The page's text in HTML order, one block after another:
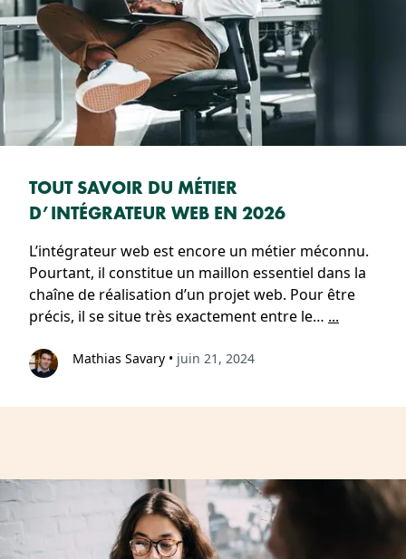
TOUT SAVOIR DU MÉTIER
D’INTÉGRATEUR WEB EN 2026
L’intégrateur web est encore un métier méconnu.
Pourtant, il constitue un maillon essentiel dans la
chaîne de réalisation d’un projet web. Pour être
précis, il se situe très exactement entre le… ...
Mathias Savary • juin 21, 2024